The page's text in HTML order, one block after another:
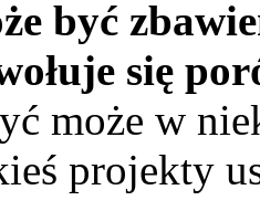
być
się
może w
projekty